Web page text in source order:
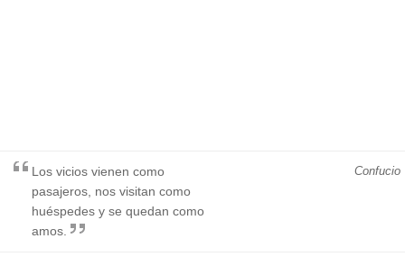
Confucio
Los vicios vienen como
pasajeros, nos visitan como
huéspedes y se quedan como
amos.